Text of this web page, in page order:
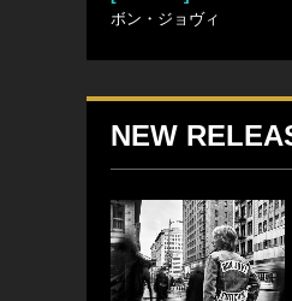
ボン・ジョヴィ
NEW